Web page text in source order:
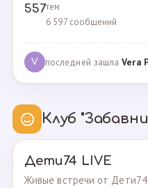
557тем
6 597 сообщений
V последней зашлаVera
Клуб
Дети74 LIVE
Живые встречи от Дети74